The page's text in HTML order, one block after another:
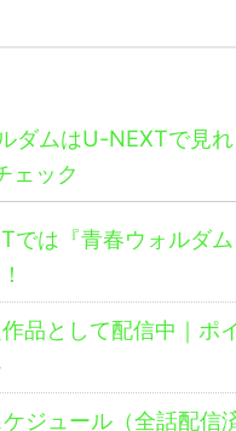
ダムはU-NEXTで見れ
ェック
では『青春ウォルダ
品として配信中｜ポ
ジュール（全話配信